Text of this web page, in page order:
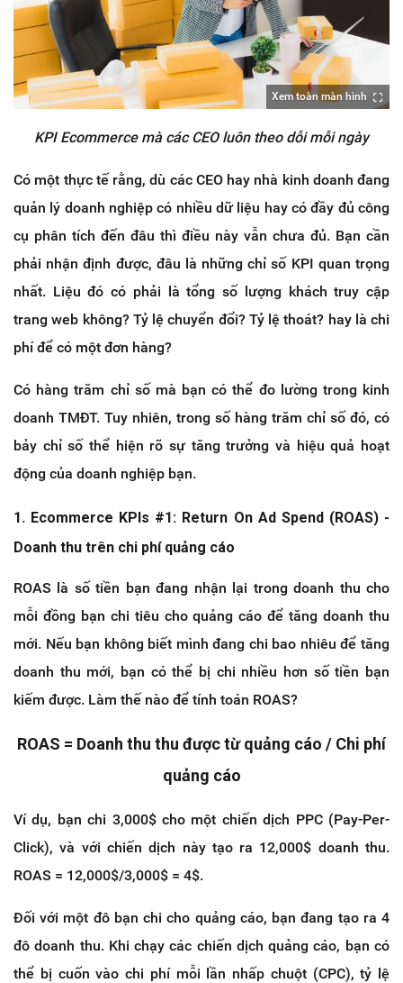
Xem toàn màn hình
KPI Ecommerce mà các CEO luôn theo dỗi mỗi ngày
Có một thực tế rằng, dù các CEO hay nhà kinh doanh đang
quản lý doanh nghiệp có nhiều dữ liệu hay có đầy đủ công
cụ phân tích đến đâu thì điều này vẫn chưa đủ. Bạn cần
phải nhận định được, đâu là những chỉ số KPI quan trọng
nhất. Liệu đó có phải là tổng số lượng khách truy cập
trang web không? Tỷ lệ chuyển đổi? Tỷ lệ thoát? hay là chi
phí để có một đơn hàng?
Có hàng trăm chỉ số mà bạn có thể đo lường trong kinh
doanh TMĐT. Tuy nhiên, trong số hàng trăm chỉ số đó, có
bảy chỉ số thể hiện rõ sự tăng trưởng và hiệu quả hoạt
động của doanh nghiệp bạn.
1. Ecommerce KPIs #1: Return On Ad Spend (ROAS) -
Doanh thu trên chi phí quảng cáo
ROAS là số tiền bạn đang nhận lại trong doanh thu cho
mỗi đồng bạn chi tiêu cho quảng cáo để tăng doanh thu
mới. Nếu bạn không biết mình đang chi bao nhiêu để tăng
doanh thu mới, bạn có thể bị chi nhiều hơn số tiền bạn
kiếm được. Làm thế nào để tính toán ROAS?
ROAS = Doanh thu thu được từ quảng cáo / Chi phí
quảng cáo
Ví dụ, bạn chi 3,000$ cho một chiến dịch PPC (Pay-Per-
Click), và với chiến dịch này tạo ra 12,000$ doanh thu.
ROAS = 12,000$/3,000$ = 4$.
Đối với một đô bạn chi cho quảng cáo, bạn đang tạo ra 4
đô doanh thu. Khi chạy các chiến dịch quảng cáo, bạn có
thể bị cuốn vào chi phí mỗi lần nhấp chuột (CPC), tỷ lệ